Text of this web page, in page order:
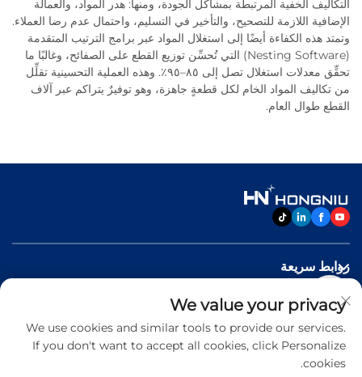
التكاليف الخفية المرتبطة بمشاكل الجودة، ومنها: هدر المواد، والعمالة
الإضافية اللازمة للتصحيح، والتأخير في التسليم، واحتمال عدم رضا العملاء.
وتمتد هذه الكفاءة أيضًا إلى استغلال المواد عبر برامج الترتيب المتقدمة
(Nesting Software) التي تُحسِّن توزيع القطع على الصفائح، وغالبًا ما
تحقِّق معدلات استغلال تصل إلى ٨٥–٩٥٪. وهذه العملية التحسينية تقلِّل
من تكاليف المواد الخام لكل قطعةٍ جاهزة، وهو توفيرٌ يتراكم عبر آلاف
القطع طوال العام.
روابط سريعة
منتجات
اتصل بنا
We value your privacy
We use cookies and similar tools to provide our services.
If you don't want to accept all cookies, click Personalize
cookies.